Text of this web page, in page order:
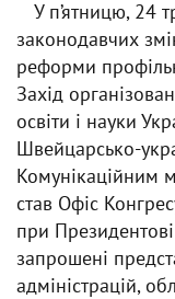
У п’ятницю, 24
законодавчих
реформи
Захід
освіти і науки
Швейцарсько-
Комунікаційним
став Офіс
при
запрошені
адміністрацій,